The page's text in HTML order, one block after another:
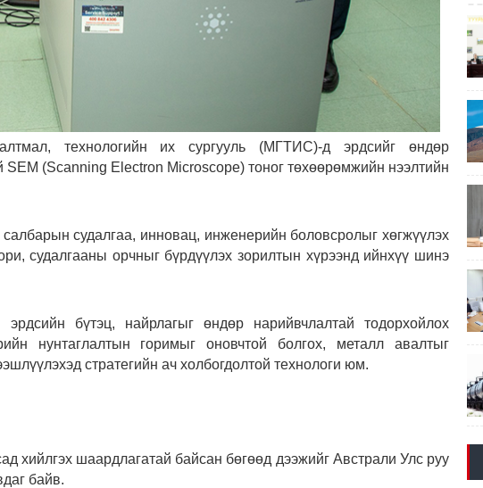
технологийн их сургууль (МГТИС)-д эрдсийг өндөр
(Scanning Electron Microscope) тоног төхөөрөмжийн нээлтийн
судалгаа, инновац, инженерийн боловсролыг хөгжүүлэх
судалгааны орчныг бүрдүүлэх зорилтын хүрээнд ийнхүү шинэ
бүтэц, найрлагыг өндөр нарийвчлалтай тодорхойлох
нунтаглалтын горимыг оновчтой болгох, металл авалтыг
стратегийн ач холбогдолтой технологи юм.
хийлгэх шаардлагатай байсан бөгөөд дээжийг Австрали Улс руу
байв.